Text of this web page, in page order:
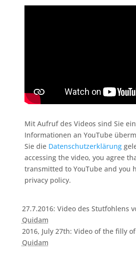
Mit Aufruf des Videos sind Sie
Informationen an YouTube
Sie die Datenschutzerklärung
accessing the video, you agree
transmitted to YouTube and you
privacy policy.
27.7.2016: Video des Stutfohlens
Quidam
2016, July 27th: Video of the filly of
Quidam